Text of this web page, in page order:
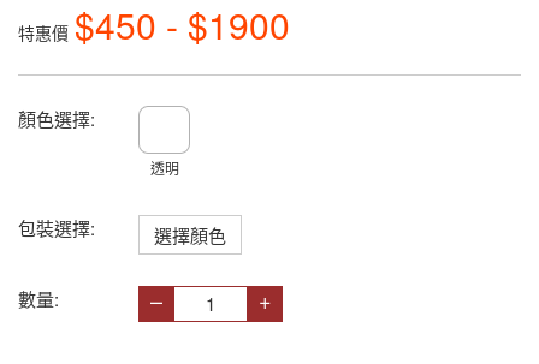
特惠價 $450 - $1900
顏色選擇:
透明
包裝選擇: 選擇顏色
數量: – +